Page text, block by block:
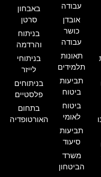
עבודה
אובדן
כושר
עבודה
תאונות
תלמידים
תביעות
ביטוח
ביטוח
לאומי
תביעות
סיעוד
משרד
הביטחון
באבחון
סרטן
בניתוח
והרדמה
בניתוחי
לייזר
בניתוחים
פלסטיים
בתחום
האורטופדיה